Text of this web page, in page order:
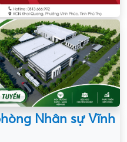
Nhân sự Vĩnh